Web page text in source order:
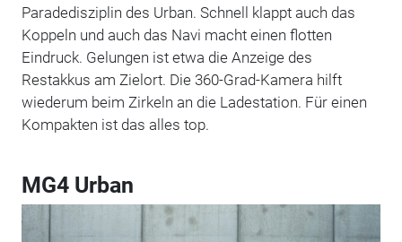
Paradedisziplin des Urban. Schnell klappt auch das
Koppeln und auch das Navi macht einen flotten
Eindruck. Gelungen ist etwa die Anzeige des
Restakkus am Zielort. Die 360-Grad-Kamera hilft
wiederum beim Zirkeln an die Ladestation. Für einen
Kompakten ist das alles top.
MG4 Urban